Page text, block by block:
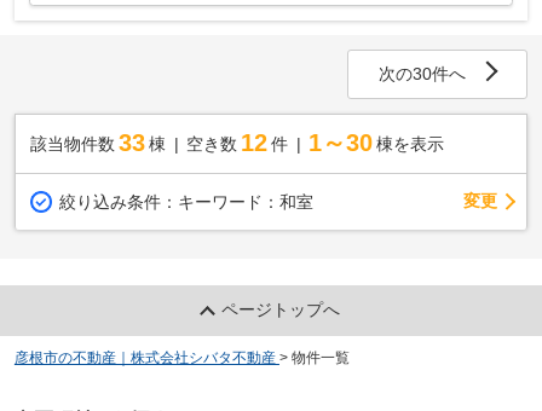
次の30件へ
該当物件数 33棟 空き数 12 件 1～30 棟を表示
絞り込み条件： キーワード：和室 変更
ページトップへ
彦根市の不動産｜株式会社シバタ不動産 > 物件一覧